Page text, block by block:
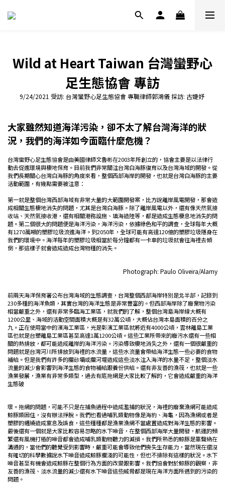
Wild at Heart Taiwan 台灣蠻野心
足生態協會 專訪
9/24/2021 受訪: 台灣蠻野心足生態協會 專職律師郭鴻儀 採訪: 古婕妤
大家雖然知道海洋污染，卻不太了解台灣海洋的狀
況，我們的海洋如今面臨什麼危機？
台灣蠻野心足生態協會是由美國律師文魯彬在2003年所創立的，協會主要是以法律行
動去促進環境與棲地保育。目前我們非常關注台灣白海豚復育以及台灣海域的開發。從
我們長期關心台灣白海豚的角度來看，整個西部海岸的開發，也就是台灣白海豚的主要
活動範圍，有幾點需要被注意：
第一就是整個台灣西部海域有非常大量的大範圍開發案，比方說離岸風電開發，那會造
成相關生態棲地消失的問題，尤其是台灣白海豚。除了離岸風電以外，還有像天然氣接
收站、天然氣接收港，還有相關港務設施、填海造陸等，都是造成生態棲息地消失的問
題。第二個很大的問題便是海洋污染，海洋污染，依據綠色和平的調查，全球每年大概
有1270萬噸的塑膠垃圾流進海洋。到2050年，全球可能有高達120億的塑膠垃圾隱身在
我們的環境中。海洋每年的塑膠垃圾相當於每分鐘都有一卡車的垃圾就會往海裡去傾
倒，那這樣子就會造成造成台灣物種的消失。
Photograph: Paulo Oliveira/Alamy
前兩天海洋保育署公布台灣海域的生態調查，台灣整個西部海岸特別是北半部，記錄到
230多種的海洋魚類，其實台灣的海洋生態是非常豐富的。但西部海岸除了廢棄物污染
相當嚴重之外，還有非常多臨海工業區，就我們的了解，整個台灣島海岸線大概有
1200公里、海域的活動空間面積大概是有32萬公頃，大概佔台灣本島面積的百分之
九。正在使用當中的濱海工業區，光是彰濱工業區就將近有4000公頃，雲林離島工業
區也就是台塑離島工業區甚至高達1萬1200公頃。這些工業所帶來的廢污水還有一些相
關的熱排放，都可能造成離岸的海洋污染。污染導致棲地消失之外，還有一個很嚴重的
問題就是台灣河川所排放到海裡的水流量，這些水流量會帶給海洋生態一些必要的食物
補給。但是我們有許多的攔砂壩或攔河堰造成這些淡水注入海洋的水量不足，整個淡水
流量的減少會影響到海洋生態的食物補給跟養份供給。還有非友善的漁筏，也就是一些
漁業發展，漁業有非常多類型，過去有底拖網是大家比較了解的，它會造成嚴重的海洋
生態破
壞。拖網的問題，可能不只是在捕魚過程中造成濫捕的狀況，海裡的廢棄漁網可能造成
鯨豚類困住，沒有辦法掙脫。我們也看過哺乳類動物像是海豹、海龜，因為漁網或者是
塑膠的纏繞造成窒息及誤食，這些種種都是漁業漁網不當處置造成對海洋生態的影響。
最後還有一個就是大家比較容易忽略的水下噪音，在整個西部海岸大量開發，航運的頻
繁還有風機打樁的噪音都會造成哺乳類動物聽力的減損。我們所熟悉的鯨豚是靠聲納在
溝通的，當他們的聽覺受到影響時，嚴重可能會導致他們喪失生存能力，當然現在還沒
有確切的科學數據說水下噪音造成鯨豚擱淺的可能性，但也不排除有這樣的狀況。水下
噪音甚至有機會造成鯨豚在整個行為方面的改變跟影響。我們協會對於鯨豚的觀察，非
友善的漁筏、淡水流量的減少還有水下噪音這些威脅都是現在海洋方面所遇到的污染的
問題。